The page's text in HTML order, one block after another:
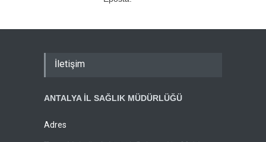
İletişim
ANTALYA İL SAĞLIK MÜDÜRLÜĞÜ
Adres